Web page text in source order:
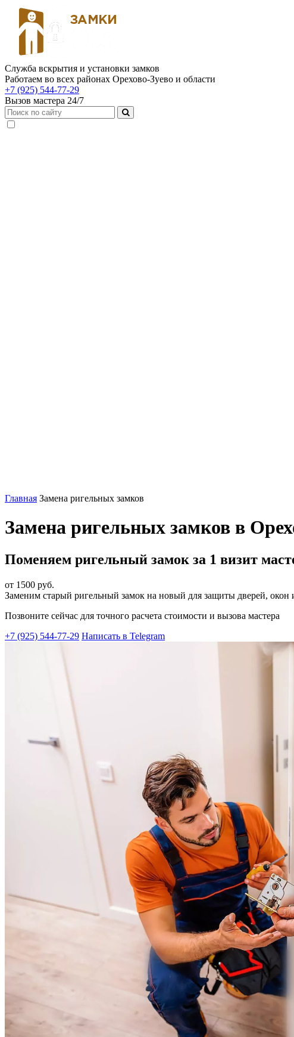
Служба вскрытия и установки замков
Работаем во всех районах Орехово-Зуево и области
+7 (925) 544-77-29
Вызов мастера 24/7
Главная Замена ригельных замков
Замена ригельных замков в
Поменяем ригельный замок за 1 визит
от 1500 руб.
Заменим старый ригельный замок на новый для защиты дверей, окон
Позвоните сейчас для точного расчета стоимости и вызова мастера
+7 (925) 544-77-29 Написать в Telegram